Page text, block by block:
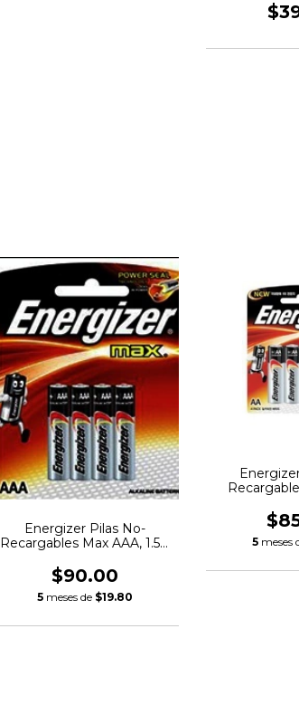
Energizer Pilas No-
Recargables Max AAA, 1.5V,
$90.00
5 meses de $19.80
5 meses